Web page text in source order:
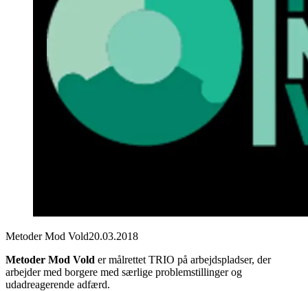
Metoder Mod Vold20.03.2018
Metoder Mod Vold er målrettet TRIO på arbejdspladser, der
arbejder med borgere med særlige problemstillinger og
udadreagerende adfærd.